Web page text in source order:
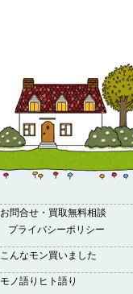
お問合せ・買取無料相談
プライバシーポリシー
こんなモン買いました
モノ語りヒト語り